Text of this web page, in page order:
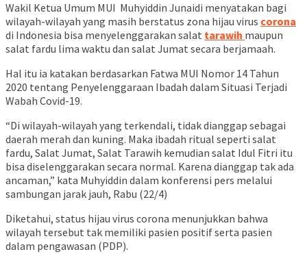
Wakil Ketua Umum MUI Muhyiddin Junaidi menyatakan bagi
wilayah-wilayah yang masih berstatus zona hijau virus corona
di Indonesia bisa menyelenggarakan salat tarawih maupun
salat fardu lima waktu dan salat Jumat secara berjamaah.
Hal itu ia katakan berdasarkan Fatwa MUI Nomor 14 Tahun
2020 tentang Penyelenggaraan Ibadah dalam Situasi Terjadi
Wabah Covid-19.
“Di wilayah-wilayah yang terkendali, tidak dianggap sebagai
daerah merah dan kuning. Maka ibadah ritual seperti salat
fardu, Salat Jumat, Salat Tarawih kemudian salat Idul Fitri itu
bisa diselenggarakan secara normal. Karena dianggap tak ada
ancaman,” kata Muhyiddin dalam konferensi pers melalui
sambungan jarak jauh, Rabu (22/4)
Diketahui, status hijau virus corona menunjukkan bahwa
wilayah tersebut tak memiliki pasien positif serta pasien
dalam pengawasan (PDP).